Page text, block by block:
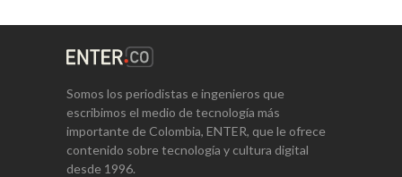
Somos los periodistas e ingenieros que
escribimos el medio de tecnología más
importante de Colombia, ENTER, que le ofrece
contenido sobre tecnología y cultura digital
desde 1996.